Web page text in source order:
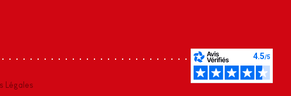
les réglementations. Personnalisez vos préférences pour
Légales